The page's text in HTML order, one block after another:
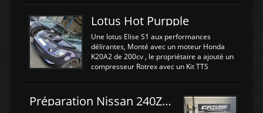
est temps de brancher le ...
légere découpe du plastique inferieur,
negénant en rien la structure ou le
fonctionnement du fond plat. Une
reprogrammation Stage 2 est faite sur le
calculateur d'origine. Une alternative
économique au passage sur Hondata
d'origine 310cv et 400Nn , Une fois
reprogrammé et les ...
Lotus Hot Purpple
Une lotus Elise S1 aux performances
délirantes, Monté avec un moteur Honda
K20A2 de 200cv , le propriétaire a ajouté un
compresseur Rotrex avec un Kit TTS
d'augmenter la puissance de son moteur:
un watercooler a été ajouté. 300Cv sans
Préparation Nissan 240Z SR20DET